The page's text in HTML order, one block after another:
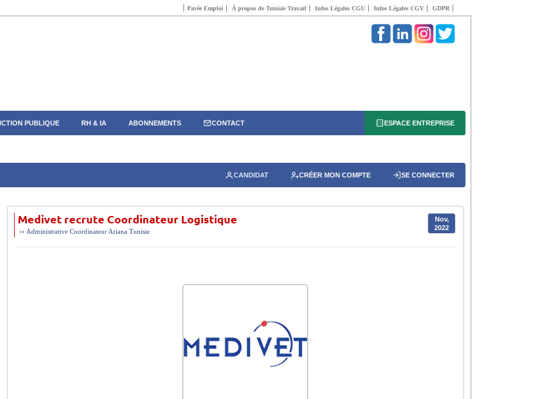
Pavée Emploi À propos de Tunisie Travail Infos Légales CGU Infos Légales CGV GDPR
PUBLIQUE RH & IA ABONNEMENTS CONTACT ESPACE ENTREPRISE
CANDIDAT CRÉER MON COMPTE SE CONNECTER
Medivet recrute Coordinateur Logistique
Nov,
2022
›› Administrative Coordinateur Ariana Tunisie